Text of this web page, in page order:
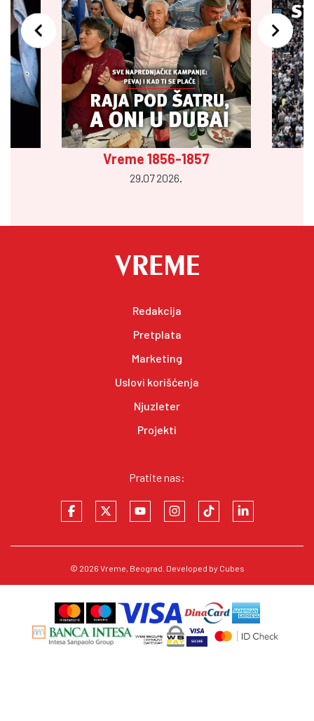
Vreme 1856-1857
29.07 2026.
Redakcija
Pretplata
Marketing
Uslovi korišćenja
Njuzleter
Projekti
Pratite nas:
© 2026 Vreme , Beograd. Developed by Cubes